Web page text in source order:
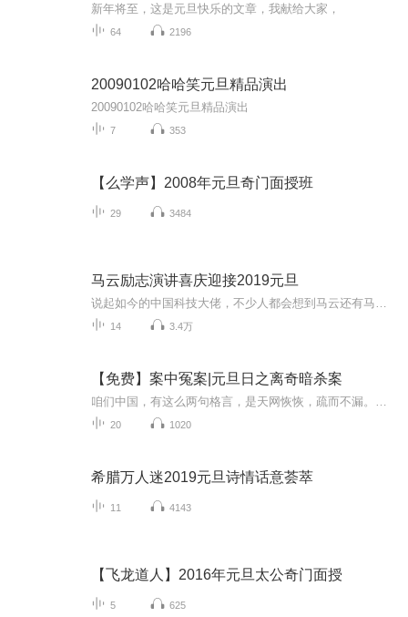
新年将至，这是元旦快乐的文章，我献给大家，
64 2196
20090102哈哈笑元旦精品演出
20090102哈哈笑元旦精品演出
7 353
【么学声】2008年元旦奇门面授班
29 3484
马云励志演讲喜庆迎接2019元旦
14 3.4万
【免费】案中冤案|元旦日之离奇暗杀案
20 1020
希腊万人迷2019元旦诗情话意荟萃
11 4143
【飞龙道人】2016年元旦太公奇门面授
5 625